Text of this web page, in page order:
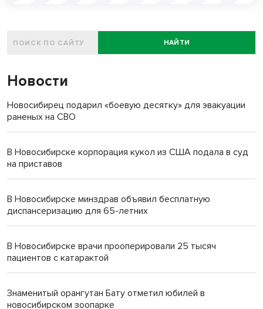
НАЙТИ
Новости
Новосибирец подарил «боевую десятку» для эвакуации
раненых на СВО
В Новосибирске корпорация кукол из США подала в суд
на приставов
В Новосибирске минздрав объявил бесплатную
диспансеризацию для 65-летних
В Новосибирске врачи прооперировали 25 тысяч
пациентов с катарактой
Знаменитый орангутан Бату отметил юбилей в
новосибирском зоопарке